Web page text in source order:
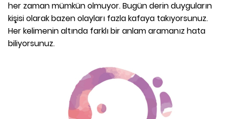
her zaman mümkün olmuyor. Bugün derin duyguların
kişisi olarak bazen olayları fazla kafaya takıyorsunuz.
Her kelimenin altında farklı bir anlam aramanız hata
biliyorsunuz.